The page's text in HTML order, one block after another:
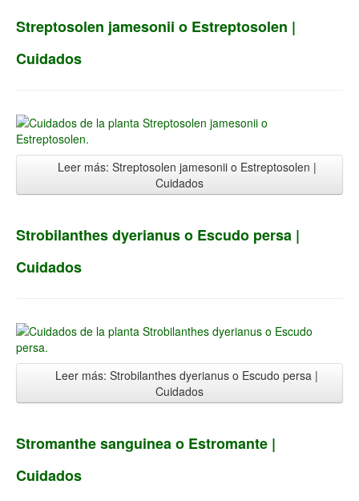
Streptosolen jamesonii o Estreptosolen |
Cuidados
Leer más: Streptosolen jamesonii o Estreptosolen |
Cuidados
Strobilanthes dyerianus o Escudo persa |
Cuidados
Leer más: Strobilanthes dyerianus o Escudo persa |
Cuidados
Stromanthe sanguinea o Estromante |
Cuidados